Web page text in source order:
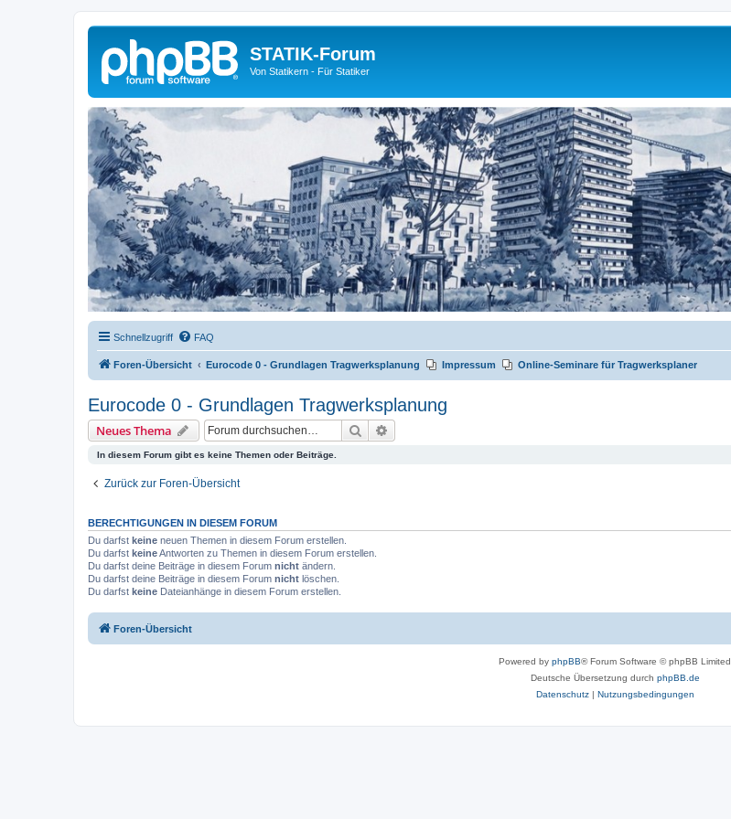
STATIK-Forum
Von Statikern - Für Statiker
Schnellzugriff FAQ
Foren-Übersicht Eurocode 0 - Grundlagen Tragwerksplanung Impressum Online-Seminare für Tragwerksplaner
Eurocode 0 - Grundlagen Tragwerksplanung
Neues Thema Suche
In diesem Forum gibt es keine Themen oder Beiträge.
Zurück zur Foren-Übersicht
BERECHTIGUNGEN IN DIESEM FORUM
Du darfst keine neuen Themen in diesem Forum erstellen.
Du darfst keineAntworten zu Themen in diesem Forum erstellen.
Du darfst deine Beiträge in diesem Forum nicht ändern.
Du darfst deine Beiträge in diesem Forum nicht löschen.
Du darfst keine Dateianhänge in diesem Forum erstellen.
Foren-Übersicht
Powered by phpBB® Forum Software © phpBB Limited
Deutsche Übersetzung durch phpBB.de
Datenschutz| Nutzungsbedingungen